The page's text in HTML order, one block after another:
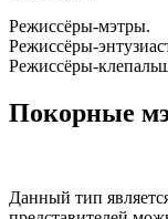
Режиссёры-мэтры.
Режиссёры-
Режиссёры-
Покорные
Данный тип